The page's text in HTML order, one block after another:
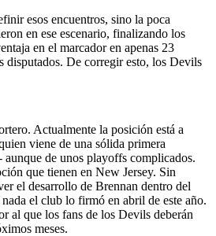
esos encuentros, sino la poca
en ese escenario, finalizando los
en el marcador en apenas 23
disputados. De corregir esto, los Devils
Actualmente la posición está a
viene de una sólida primera
de unos playoffs complicados.
que tienen en New Jersey. Sin
el desarrollo de Brennan dentro del
el club lo firmó en abril de este año.
al que los fans de los Devils deberán
meses.